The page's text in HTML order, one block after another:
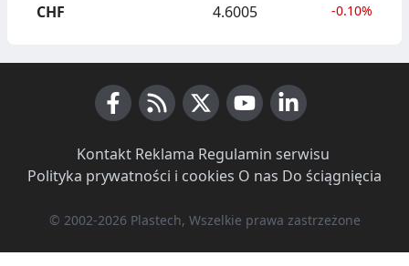
CHF 4.6005 -0.10%
Kontakt· Reklama Regulamin serwisu
Polityka prywatności i cookies O nas Do ściągnięcia
© 2002-2026 Plastech, Wszelkie prawa zastrzeżone